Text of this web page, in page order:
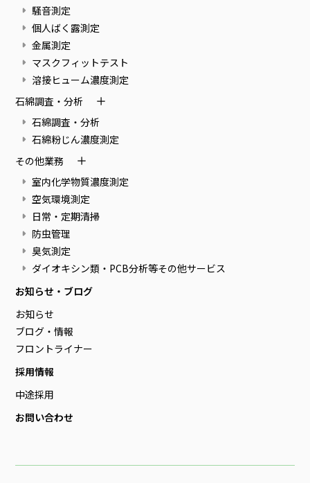
騒音測定
個人ばく露測定
金属測定
マスクフィットテスト
溶接ヒューム濃度測定
石綿調査・分析
石綿調査・分析
石綿粉じん濃度測定
その他業務
室内化学物質濃度測定
空気環境測定
日常・定期清掃
防虫管理
臭気測定
ダイオキシン類・PCB分析等その他サービス
お知らせ・ブログ
お知らせ
ブログ・情報
フロントライナー
採用情報
中途採用
お問い合わせ